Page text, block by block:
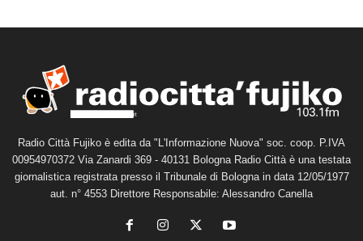
Radio Città Fujiko è edita da "L'Informazione Nuova" soc. coop. P.IVA
00954970372 Via Zanardi 369 - 40131 Bologna Radio Città è una testata
giornalistica registrata presso il Tribunale di Bologna in data 12/05/1977
aut. n° 4553 Direttore Responsabile: Alessandro Canella